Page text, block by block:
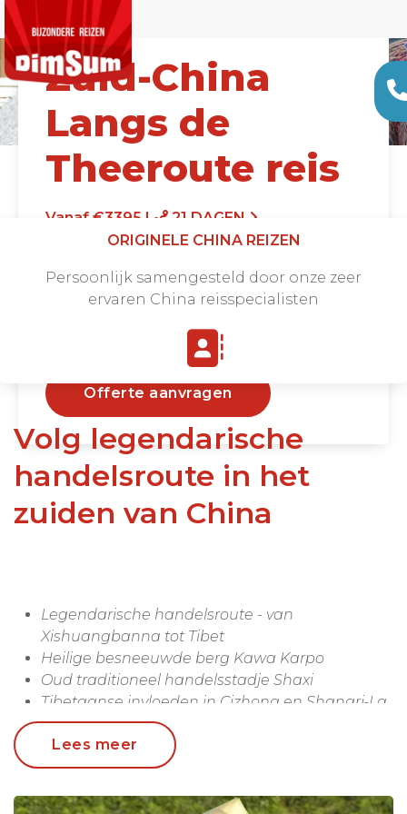
Zuid-China
Langs de
Theeroute reis
Vanaf €3395 | 21 DAGEN
Offerte aanvragen
ORIGINELE CHINA REIZEN
Persoonlijk samengesteld door onze zeer
ervaren China reisspecialisten
Volg legendarische
handelsroute in het
zuiden van China
Legendarische handelsroute - van
Xishuangbanna tot Tibet
Heilige besneeuwde berg Kawa Karpo
Oud traditioneel handelsstadje Shaxi
Tibetaanse invloeden in Cizhong en Shangri-La
Vershillende klerrijke volkeren als de Dai, Bai,
Wa, Lisu
"We hebben ontzettend genoten en heel veel
Lees meer